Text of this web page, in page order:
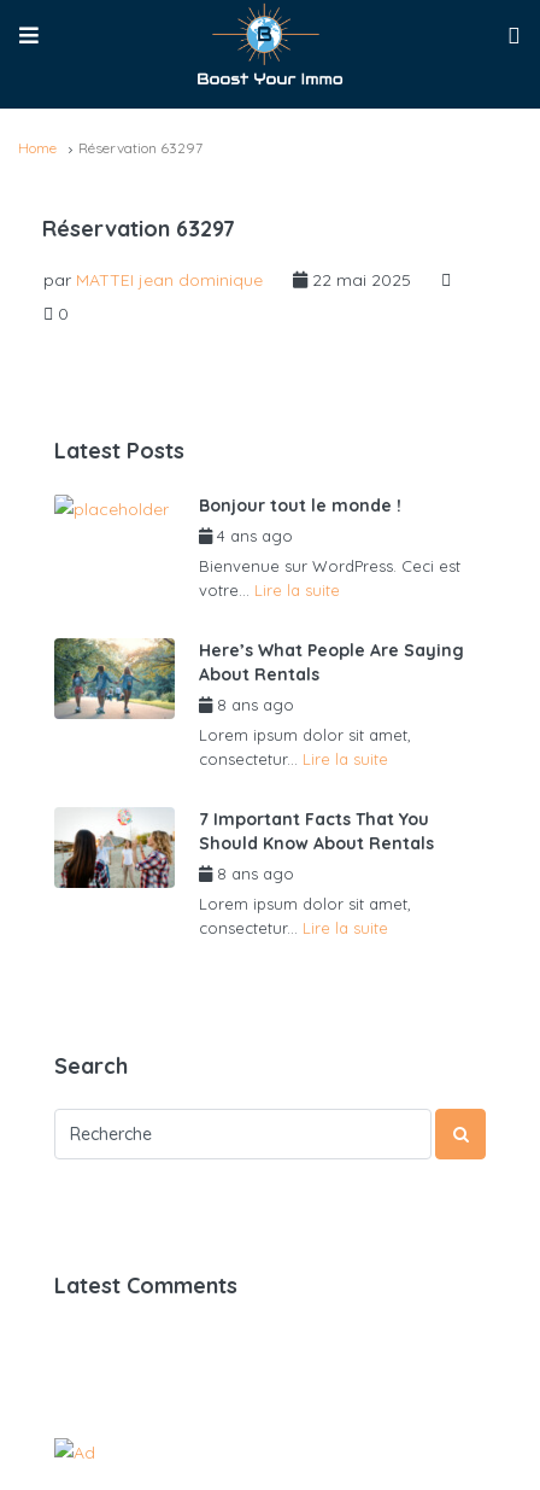
Home Réservation 63297
Réservation 63297
par MATTEI jean dominique
22 mai 2025
0
Latest Posts
Bonjour tout le monde !
4 ans ago
Bienvenue sur WordPress. Ceci est
votre... Lire la suite
Here’s What People Are Saying
About Rentals
8 ans ago
Lorem ipsum dolor sit amet,
consectetur... Lire la suite
7 Important Facts That You
Should Know About Rentals
8 ans ago
Lorem ipsum dolor sit amet,
consectetur... Lire la suite
Search
Latest Comments